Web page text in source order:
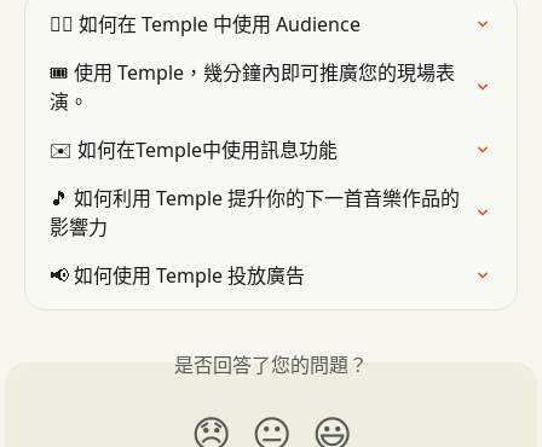
👯‍♂️ 如何在 Temple 中使用 Audience
🎟 使用 Temple，幾分鐘內即可推廣您的現場表
演。
✉️ 如何在Temple中使用訊息功能
🎵 如何利用 Temple 提升你的下一首音樂作品的
影響力
📢 如何使用 Temple 投放廣告
是否回答了您的問題？
😞 😐 😃